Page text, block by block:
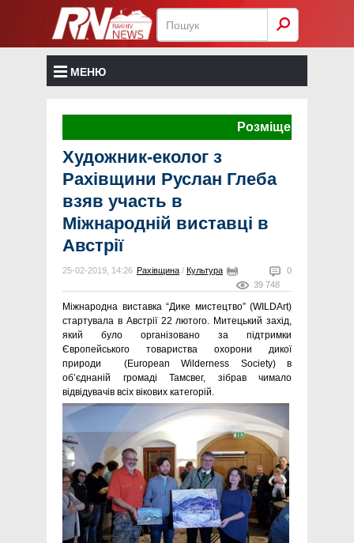
МЕНЮ
Розміщення
Художник-еколог з
Рахівщини Руслан Глеба
взяв участь в
Міжнародній виставці в
Австрії
25-02-2019, 14:26 Рахівщина / Культура
0
39 748
Міжнародна виставка “Дике мистецтво” (WILDArt)
стартувала в Австрії 22 лютого. Митецький захід,
який було організовано за підтримки
Європейського товариства охорони дикої
природи (European Wilderness Society) в
об’єднаній громаді Тамсвег, зібрав чимало
відвідувачів всіх вікових категорій.